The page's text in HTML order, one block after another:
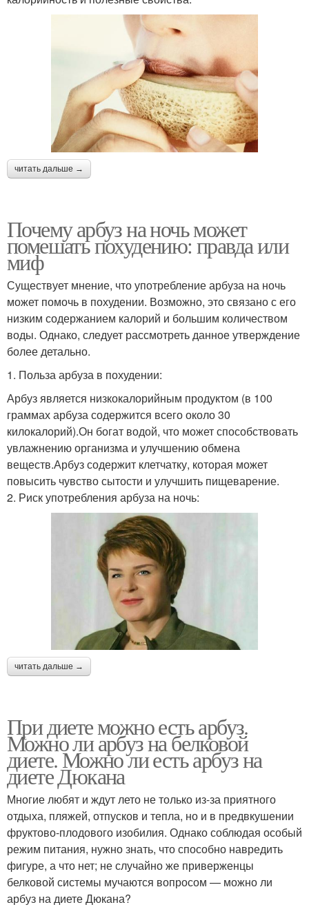
читать дальше →
Почему арбуз на ночь может
помешать похудению: правда или
миф
Существует мнение, что употребление арбуза на ночь
может помочь в похудении. Возможно, это связано с его
низким содержанием калорий и большим количеством
воды. Однако, следует рассмотреть данное утверждение
более детально.
1. Польза арбуза в похудении:
Арбуз является низкокалорийным продуктом (в 100
граммах арбуза содержится всего около 30
килокалорий).Он богат водой, что может способствовать
увлажнению организма и улучшению обмена
веществ.Арбуз содержит клетчатку, которая может
повысить чувство сытости и улучшить пищеварение.
2. Риск употребления арбуза на ночь:
читать дальше →
При диете можно есть арбуз.
Можно ли арбуз на белковой
диете. Можно ли есть арбуз на
диете Дюкана
Многие любят и ждут лето не только из-за приятного
отдыха, пляжей, отпусков и тепла, но и в предвкушении
фруктово-плодового изобилия. Однако соблюдая особый
режим питания, нужно знать, что способно навредить
фигуре, а что нет; не случайно же приверженцы
белковой системы мучаются вопросом — можно ли
арбуз на диете Дюкана?